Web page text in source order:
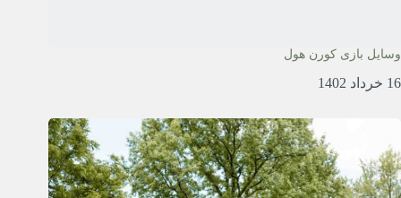
وسایل بازی کورن هول
16 خرداد 1402